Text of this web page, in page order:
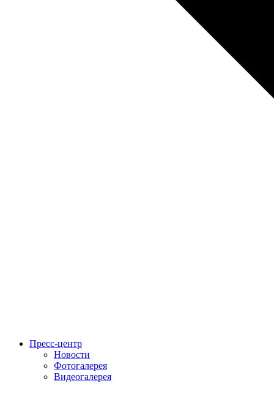
Пресс-центр
Новости
Фотогалерея
Видеогалерея